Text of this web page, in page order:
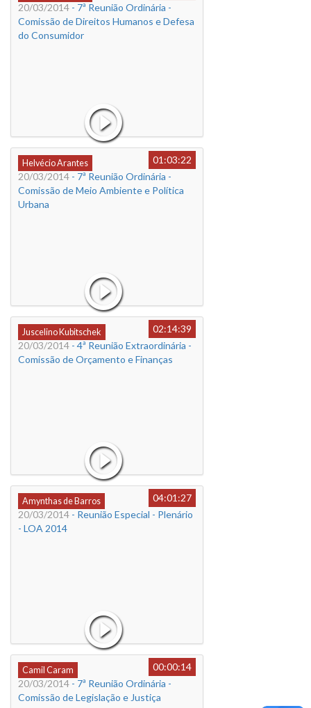
20/03/2014 - 7ª Reunião Ordinária -
Comissão de Direitos Humanos e Defesa
do Consumidor
Helvécio Arantes
01:03:22
20/03/2014 - 7ª Reunião Ordinária -
Comissão de Meio Ambiente e Política
Urbana
Juscelino Kubitschek
02:14:39
20/03/2014 - 4ª Reunião Extraordinária -
Comissão de Orçamento e Finanças
Amynthas de Barros
04:01:27
20/03/2014 - Reunião Especial - Plenário
- LOA 2014
Camil Caram
00:00:14
20/03/2014 - 7ª Reunião Ordinária -
Comissão de Legislação e Justiça